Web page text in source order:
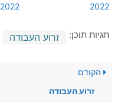
2022
2022
תגיות תוכן: זרוע העבודה
הקודם
זרוע העבודה